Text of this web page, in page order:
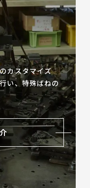
カスタマイズ
い、特殊ばねの